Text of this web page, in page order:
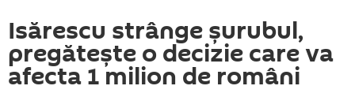
Isărescu strânge șurubul,
pregătește o decizie care va
afecta 1 milion de români